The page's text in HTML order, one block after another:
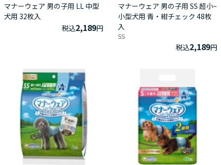
マナーウェア 男の子用 LL 中型
犬用 32枚入
税込2,189円
マナーウェア 男の子用 SS 超小~
小型犬用 青・紺チェック 48枚
入
SS
税込2,189円